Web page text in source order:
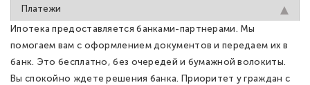
Платежи
Ипотека предоставляется банками-партнерами. Мы
помогаем вам с оформлением документов и передаем их в
банк. Это бесплатно, без очередей и бумажной волокиты.
Вы спокойно ждете решения банка. Приоритет у граждан с